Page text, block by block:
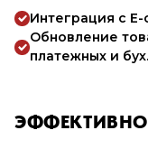
Интеграция с
Обновление
платежных и